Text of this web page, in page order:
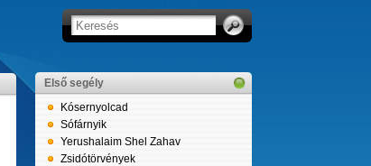
Első segély
Kósernyolcad
Sófárnyik
Yerushalaim Shel Zahav
Zsidótörvények